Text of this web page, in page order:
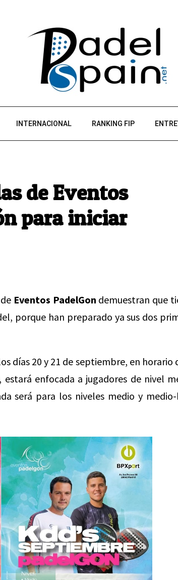
INTERNACIONAL RANKING FIP
de Eventos
para iniciar
Eventos PadelGon demuestran que
porque han preparado ya sus dos
días 20 y 21 de septiembre, en horario
enfocada a jugadores de nivel
será para los niveles medio y